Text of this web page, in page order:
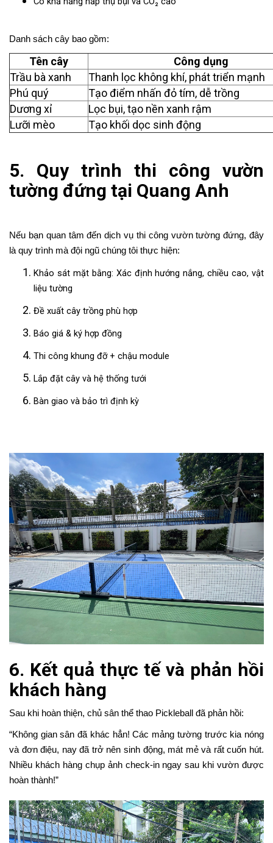
Danh sách cây bao gồm:
Tên cây
Công dụng
Trầu bà xanh
Thanh lọc không khí, phát triển mạnh
Phú quý
Tạo điểm nhấn đỏ tím, dễ trồng
Dương xỉ
Lọc bụi, tạo nền xanh rậm
Lưỡi mèo
Tạo khối dọc sinh động
5. Quy trình thi công vườn
tường đứng tại Quang Anh
Nếu bạn quan tâm đến dịch vụ thi công vườn tường đứng, đây
là quy trình mà đội ngũ chúng tôi thực hiện:
Khảo sát mặt bằng: Xác định hướng nắng, chiều cao, vật
liệu tường
Đề xuất cây trồng phù hợp
Báo giá & ký hợp đồng
Thi công khung đỡ + chậu module
Lắp đặt cây và hệ thống tưới
Bàn giao và bảo trì định kỳ
6. Kết quả thực tế và phản hồi
khách hàng
Sau khi hoàn thiện, chủ sân thể thao Pickleball đã phản hồi:
“Không gian sân đã khác hẳn! Các mảng tường trước kia nóng
và đơn điệu, nay đã trở nên sinh động, mát mẻ và rất cuốn hút.
Nhiều khách hàng chụp ảnh check-in ngay sau khi vườn được
hoàn thành!”